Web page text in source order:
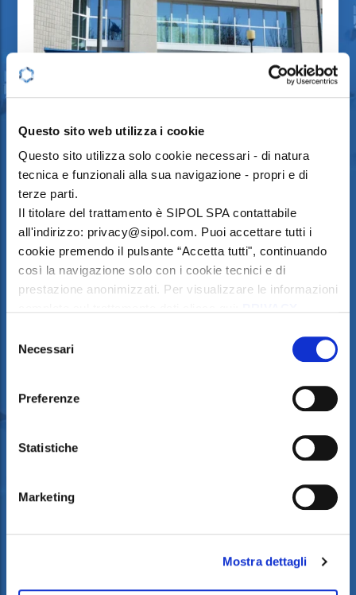
Questo sito web utilizza i cookie
Questo sito utilizza solo cookie necessari - di natura
tecnica e funzionali alla sua navigazione - propri e di
terze parti.
Il titolare del trattamento è SIPOL SPA contattabile
all'indirizzo: privacy@sipol.com. Puoi accettare tutti i
cookie premendo il pulsante “Accetta tutti", continuando
così la navigazione solo con i cookie tecnici e di
prestazione anonimizzati. Per visualizzare le informazioni
Al seguente link trovi la nostra informativa estesa sui
delNecessari
Preferenze
Statistiche
Marketing
Mostra dettagli
POLIMERI COMPETENCE IN SPECIALITY
COPOLYESTERS AND COPOLYAMIDES
READ MORE
ALBIS PLASTIC RECEIVES